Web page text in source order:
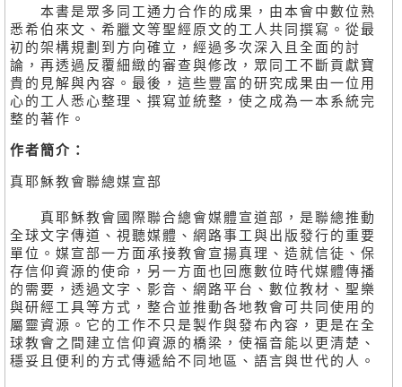
本書是眾多同工通力合作的成果，由本會中數位熟
悉希伯來文、希臘文等聖經原文的工人共同撰寫。從最
初的架構規劃到方向確立，經過多次深入且全面的討
論，再透過反覆細緻的審查與修改，眾同工不斷貢獻寶
貴的見解與內容。最後，這些豐富的研究成果由一位用
心的工人悉心整理、撰寫並統整，使之成為一本系統完
整的著作。
作者簡介：
真耶穌教會聯總媒宣部
真耶穌教會國際聯合總會媒體宣道部，是聯總推動
全球文字傳道、視聽媒體、網路事工與出版發行的重要
單位。媒宣部一方面承接教會宣揚真理、造就信徒、保
存信仰資源的使命，另一方面也回應數位時代媒體傳播
的需要，透過文字、影音、網路平台、數位教材、聖樂
與研經工具等方式，整合並推動各地教會可共同使用的
屬靈資源。它的工作不只是製作與發布內容，更是在全
球教會之間建立信仰資源的橋梁，使福音能以更清楚、
穩妥且便利的方式傳遞給不同地區、語言與世代的人。